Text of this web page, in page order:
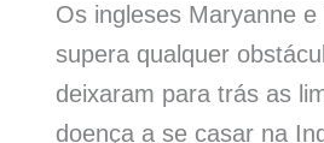
Os ingleses Maryanne
supera qualquer
deixaram para trás as
doença a se casar na